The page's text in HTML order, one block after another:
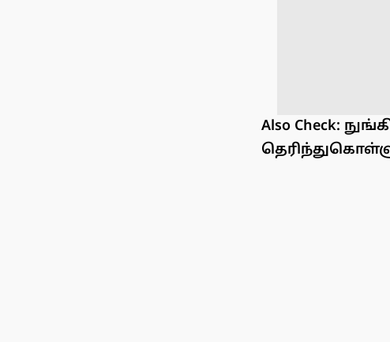
Also Check: